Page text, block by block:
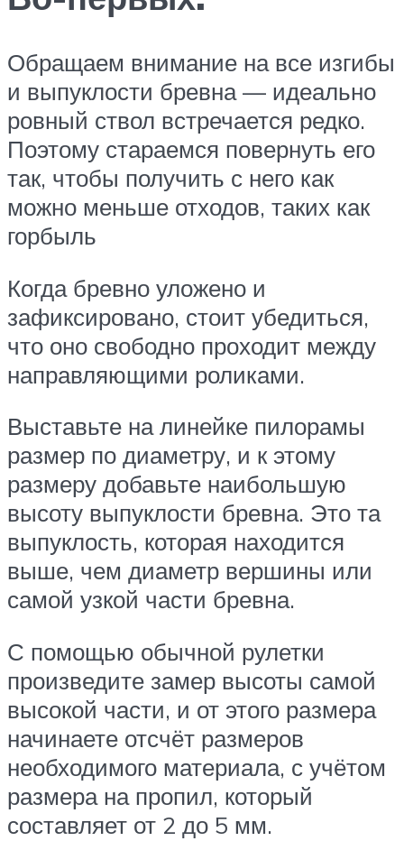
Обращаем внимание на все изгибы
и выпуклости бревна — идеально
ровный ствол встречается редко.
Поэтому стараемся повернуть его
так, чтобы получить с него как
можно меньше отходов, таких как
горбыль
Когда бревно уложено и
зафиксировано, стоит убедиться,
что оно свободно проходит между
направляющими роликами.
Выставьте на линейке пилорамы
размер по диаметру, и к этому
размеру добавьте наибольшую
высоту выпуклости бревна. Это та
выпуклость, которая находится
выше, чем диаметр вершины или
самой узкой части бревна.
С помощью обычной рулетки
произведите замер высоты самой
высокой части, и от этого размера
начинаете отсчёт размеров
необходимого материала, с учётом
размера на пропил, который
составляет от 2 до 5 мм.